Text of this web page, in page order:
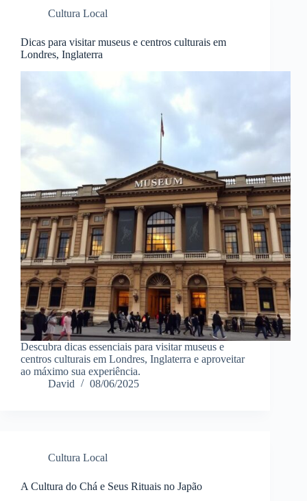
Cultura Local
Dicas para visitar museus e centros culturais em
Londres, Inglaterra
Descubra dicas essenciais para visitar museus e
centros culturais em Londres, Inglaterra e aproveitar
ao máximo sua experiência.
David
08/06/2025
Cultura Local
A Cultura do Chá e Seus Rituais no Japão